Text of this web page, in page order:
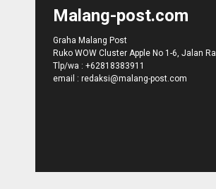
Malang-post.com
Graha Malang Post
Ruko WOW Cluster Apple No 1-6, Jalan
Tlp/wa : +62818383911
email : redaksi@malang-post.com